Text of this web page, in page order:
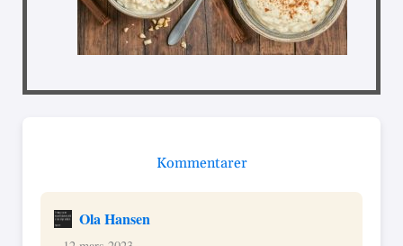
Kommentarer
Ola Hansen